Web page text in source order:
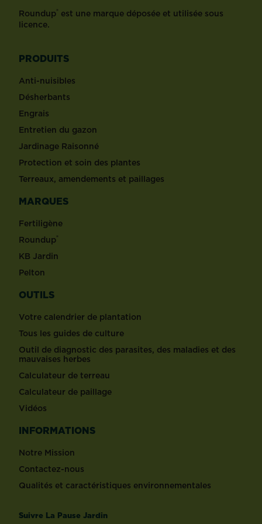
Roundup® est une marque déposée et utilisée sous
licence.
PRODUITS
Anti-nuisibles
Désherbants
Engrais
Entretien du gazon
Jardinage Raisonné
Protection et soin des plantes
Terreaux, amendements et paillages
MARQUES
Fertiligène
Roundup®
KB Jardin
Pelton
OUTILS
Votre calendrier de plantation
Tous les guides de culture
Outil de diagnostic des parasites, des maladies et des
mauvaises herbes
Calculateur de terreau
Calculateur de paillage
Vidéos
INFORMATIONS
Notre Mission
Contactez-nous
Qualités et caractéristiques environnementales
Suivre La Pause Jardin